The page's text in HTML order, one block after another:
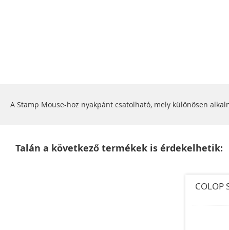
A Stamp Mouse-hoz nyakpánt csatolható, mely különösen
Talán a következő termékek is érdekelhetik:
COLOP